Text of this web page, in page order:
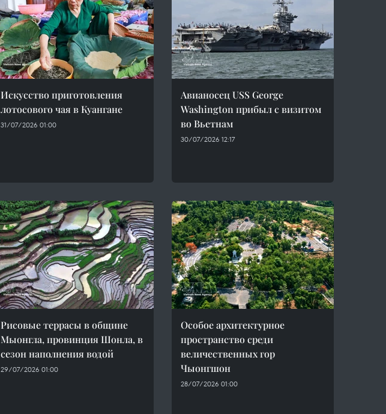
Искусство приготовления
лотосового чая в Куангане
31/07/2026 01:00
Авианосец USS George
Washington прибыл с визитом
во Вьетнам
30/07/2026 12:17
Рисовые террасы в общине
Мыонгла, провинция Шонла, в
сезон наполнения водой
29/07/2026 01:00
Особое архитектурное
пространство среди
величественных гор
Чыонгшон
28/07/2026 01:00